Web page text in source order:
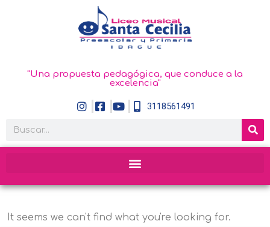
"Una propuesta pedagógica, que conduce a la
excelencia"
3118561491
It seems we can't find what you're looking for.